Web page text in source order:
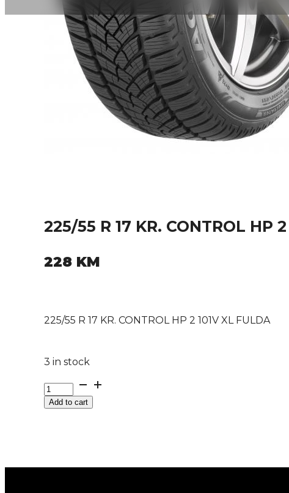
225/55 R 17 KR. CONTROL HP
228 KM
225/55 R 17 KR. CONTROL HP 2 101V XL FULDA
3 in stock
225/55
R
17Add to cart